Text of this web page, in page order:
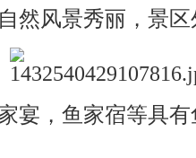
风景秀丽，景区
，鱼家宿等具有